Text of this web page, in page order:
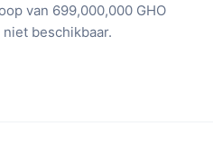
van 699,000,000 GHO
beschikbaar.